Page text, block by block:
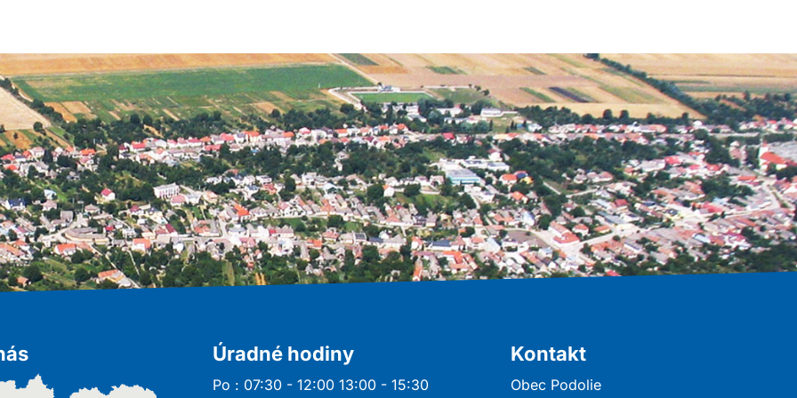
Úradné hodiny
Po : 07:30 - 12:00 13:00 - 15:30
Kontakt
Obec Podolie